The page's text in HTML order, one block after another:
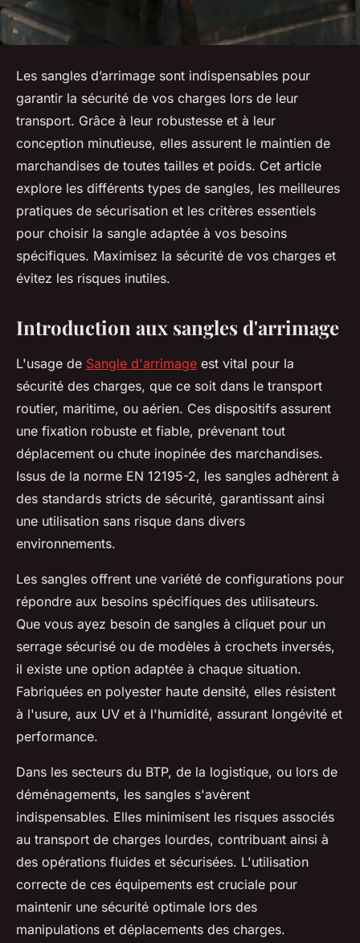
Les sangles d’arrimage sont indispensables pour
garantir la sécurité de vos charges lors de leur
transport. Grâce à leur robustesse et à leur
conception minutieuse, elles assurent le maintien de
marchandises de toutes tailles et poids. Cet article
explore les différents types de sangles, les meilleures
pratiques de sécurisation et les critères essentiels
pour choisir la sangle adaptée à vos besoins
spécifiques. Maximisez la sécurité de vos charges et
évitez les risques inutiles.
Introduction aux sangles d'arrimage
L'usage de Sangle d'arrimage est vital pour la
sécurité des charges, que ce soit dans le transport
routier, maritime, ou aérien. Ces dispositifs assurent
une fixation robuste et fiable, prévenant tout
déplacement ou chute inopinée des marchandises.
Issus de la norme EN 12195-2, les sangles adhèrent à
des standards stricts de sécurité, garantissant ainsi
une utilisation sans risque dans divers
environnements.
Les sangles offrent une variété de configurations pour
répondre aux besoins spécifiques des utilisateurs.
Que vous ayez besoin de sangles à cliquet pour un
serrage sécurisé ou de modèles à crochets inversés,
il existe une option adaptée à chaque situation.
Fabriquées en polyester haute densité, elles résistent
à l'usure, aux UV et à l'humidité, assurant longévité et
performance.
Dans les secteurs du BTP, de la logistique, ou lors de
déménagements, les sangles s'avèrent
indispensables. Elles minimisent les risques associés
au transport de charges lourdes, contribuant ainsi à
des opérations fluides et sécurisées. L'utilisation
correcte de ces équipements est cruciale pour
maintenir une sécurité optimale lors des
manipulations et déplacements des charges.